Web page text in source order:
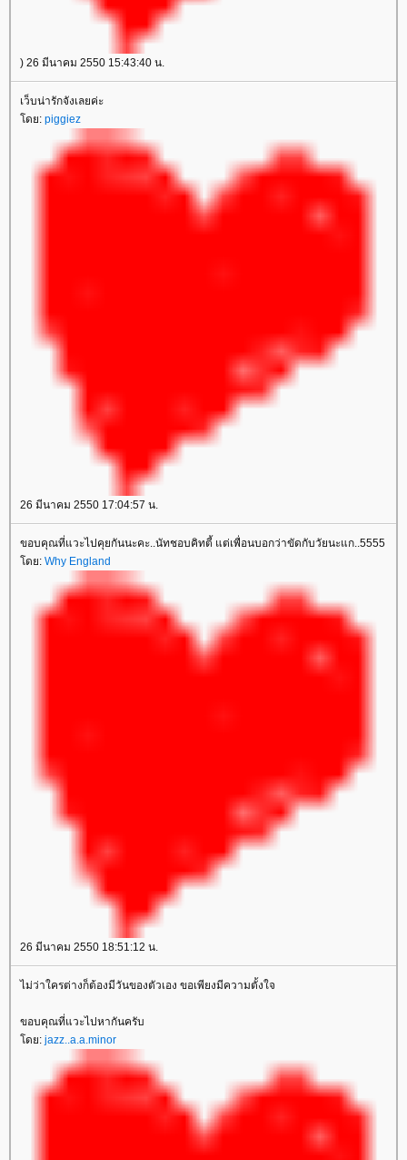
) 26 มีนาคม 2550 15:43:40 น.
เว็บน่ารักจังเลยค่ะ
ดย: piggiez
26 มีนาคม 2550 17:04:57 น.
ขอบคุณที่แวะไปคุยกันนะคะ..นัทชอบคิทตี้ แต่เพื่อนบอกว่าขัดกับวัยนะแก..5555
ดย: Why England
26 มีนาคม 2550 18:51:12 น.
ไม่ว่าใครต่างก็ต้องมีวันของตัวเอง ขอเพียงมีความตั้งใจ
ขอบคุณที่แวะไปหากันครับ
ดย: jazz..a.a.minor